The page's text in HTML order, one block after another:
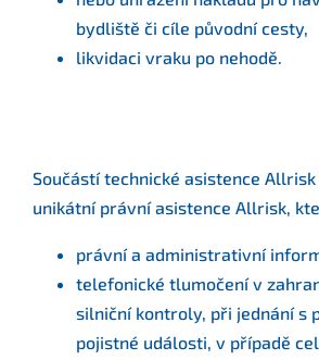
bydliště či cíle původní cesty,
likvidaci vraku po nehodě.
Součástí technické asistence Allrisk
unikátní právní asistence Allrisk,
právní a administrativní
telefonické tlumočení v
silniční kontroly, při jednání s
pojistné události, v případě